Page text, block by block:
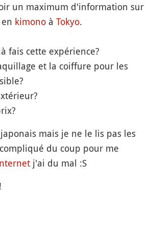
un maximum d'information sur
kimono à Tokyo.
fais cette expérience?
et la coiffure pour les
mais je ne le lis pas les
du coup pour me
j'ai du mal :S